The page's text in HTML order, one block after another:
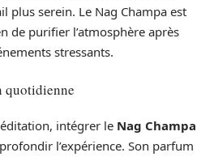
plus serein. Le Nag Champa est
de purifier l’atmosphère après
stressants.
quotidienne
intégrer le Nag Champa
l’expérience. Son parfum